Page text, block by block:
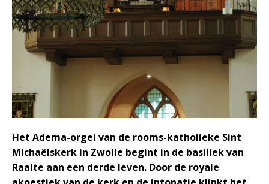
Het Adema-orgel van de rooms-katholieke Sint
Michaëlskerk in Zwolle begint in de basiliek van
Raalte aan een derde leven. Door de royale